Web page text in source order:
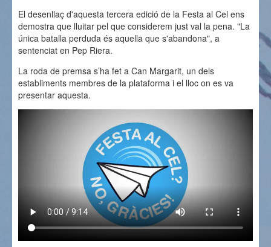
El desenllaç d'aquesta tercera edició de la Festa al Cel ens
demostra que lluitar pel que considerem just val la pena. "La
única batalla perduda és aquella que s'abandona", a
sentenciat en Pep Riera.
La roda de premsa s’ha fet a Can Margarit, un dels
establiments membres de la plataforma i el lloc on es va
presentar aquesta.